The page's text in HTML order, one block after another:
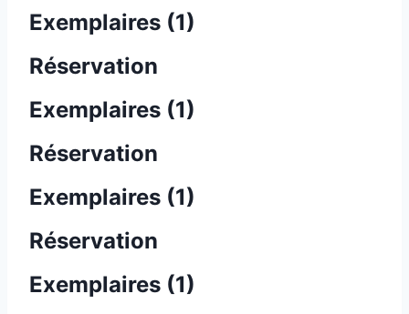
Exemplaires (1)
Réservation
Exemplaires (1)
Réservation
Exemplaires (1)
Réservation
Exemplaires (1)